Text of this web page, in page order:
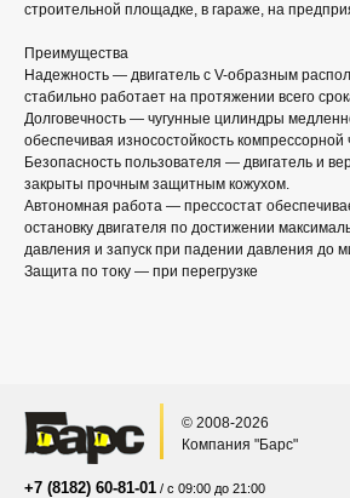
строительной площадке, в гараже, на
Преимущества
Надежность — двигатель с V-образным
стабильно работает на протяжении всего
Долговечность — чугунные цилиндры
обеспечивая износостойкость компрессорной
Безопасность пользователя — двигатель и
закрыты прочным защитным кожухом.
Автономная работа — прессостат
остановку двигателя по достижении
давления и запуск при падении давления до
Защита по току — при перегрузке
© 2008-2026
Компания "Барс"
+7 (8182) 60-81-01 / с 09:00 до 21:00